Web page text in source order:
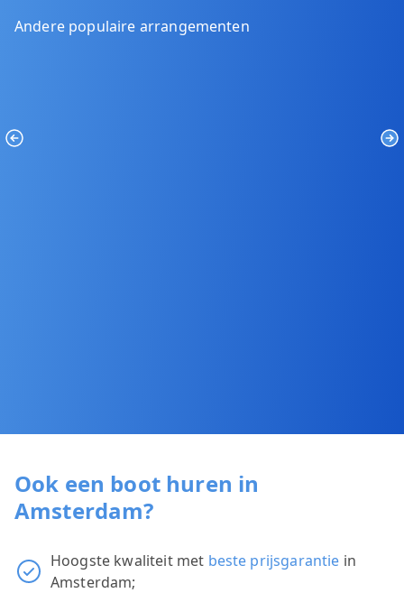
Andere populaire arrangementen
Previous
Ook een boot huren in
Amsterdam?
Hoogste kwaliteit met beste prijsgarantie in
Amsterdam;